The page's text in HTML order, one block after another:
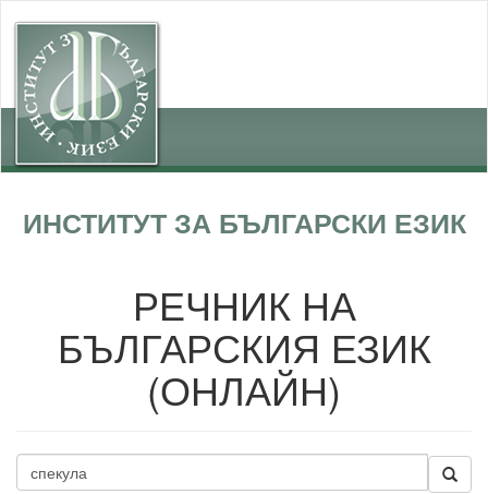
ИНСТИТУТ ЗА БЪЛГАРСКИ ЕЗИК
РЕЧНИК НА
БЪЛГАРСКИЯ ЕЗИК
(ОНЛАЙН)